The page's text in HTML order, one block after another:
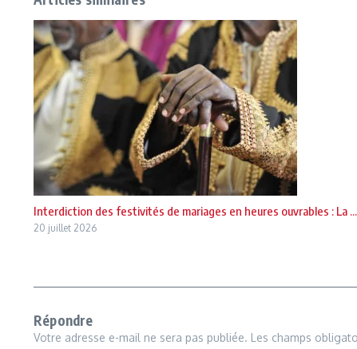
Interdiction des festivités de mariages en heures ouvrables : La ...
20 juillet 2026
Répondre
Votre adresse e-mail ne sera pas publiée. Les champs